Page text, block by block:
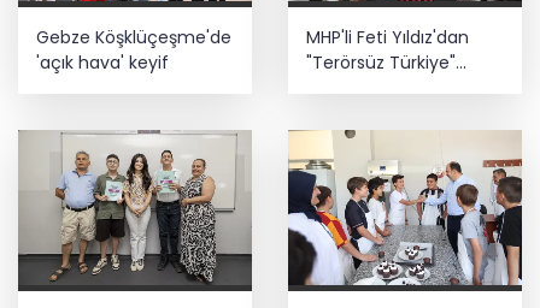
YÖK'ten uluslararası mezunlara ikamet
kolaylığı... Süre 2 yıla kadar
uzatılabilecek
uzaklaşıp hareketle buluşuyor
Gebze Köşklüçeşme'de
'açık hava' keyif
MHP'li Feti Yıldız'dan
"Terörsüz Türkiye"
sonuç üretecek